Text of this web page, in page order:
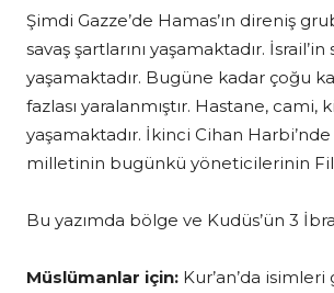
Şimdi Gazze’de Hamas’ın direniş
savaş şartlarını yaşamaktadır.
yaşamaktadır. Bugüne kadar çoğu
fazlası yaralanmıştır. Hastane, cami,
yaşamaktadır. İkinci Cihan
milletinin bugünkü yöneticilerinin
Bu yazımda bölge ve Kudüs’ün 3
Müslümanlar için: Kur’an’da